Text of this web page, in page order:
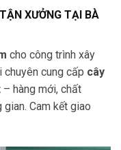
XƯỞNG TẠI BÀ
cho công trình xây
chuyên cung cấp cây
– hàng mới, chất
Cam kết giao